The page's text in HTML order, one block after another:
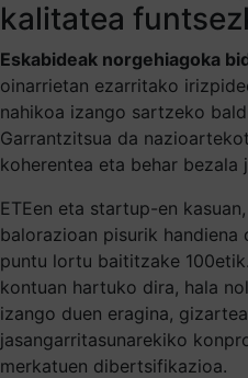
kalitatea
Eskabideak norgehiagoka
oinarrietan ezarritako
nahikoa izango sartzeko
Garrantzitsua da
koherentea eta behar bezala
ETEen eta startup-en
balorazioan pisurik handiena
puntu lortu baititzake
kontuan hartuko dira, hala
izango duen eragina,
jasangarritasunarekiko
merkatuen dibertsifikazioa.